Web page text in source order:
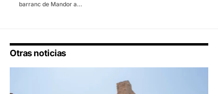
barranc de Mandor a…
Otras noticias